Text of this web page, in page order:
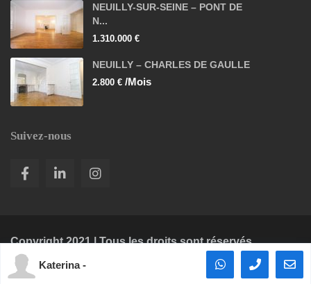
NEUILLY-SUR-SEINE – PONT DE
N...
1.310.000 €
NEUILLY – CHARLES DE GAULLE
2.800 € /Mois
Suivez-nous
Copyright 2021 | Tous les droits sont réservés.
Mentions légales
Katerina -